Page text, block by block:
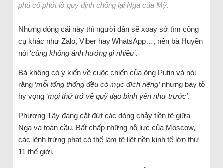
phủ cố phớt lờ quy định chống lại Nga của Mỹ.
Nhưng đóng cái này thì người dân sẽ xoay sở tìm công
cụ khác như Zalo, Viber hay WhatsApp…, nên bà Huyền
nói ‘cũng không ảnh hưởng gì nhiều’.
Bà không có ý kiến về cuộc chiến của ông Putin và nói
rằng ‘mỗi tổng thống đều có mục đích riêng’nhưng bày tỏ
hy vọng ‘mọi thứ trở về quỹ đạo bình yên như trước’.
Phương Tây đang cắt đứt các dòng chảy tiền tệ giữa
Nga và toàn cầu. Bất chấp những nỗ lực của Moscow,
các lệnh trừng phạt có thể làm tê liệt nền kinh tế lớn thứ
11 thế giới.